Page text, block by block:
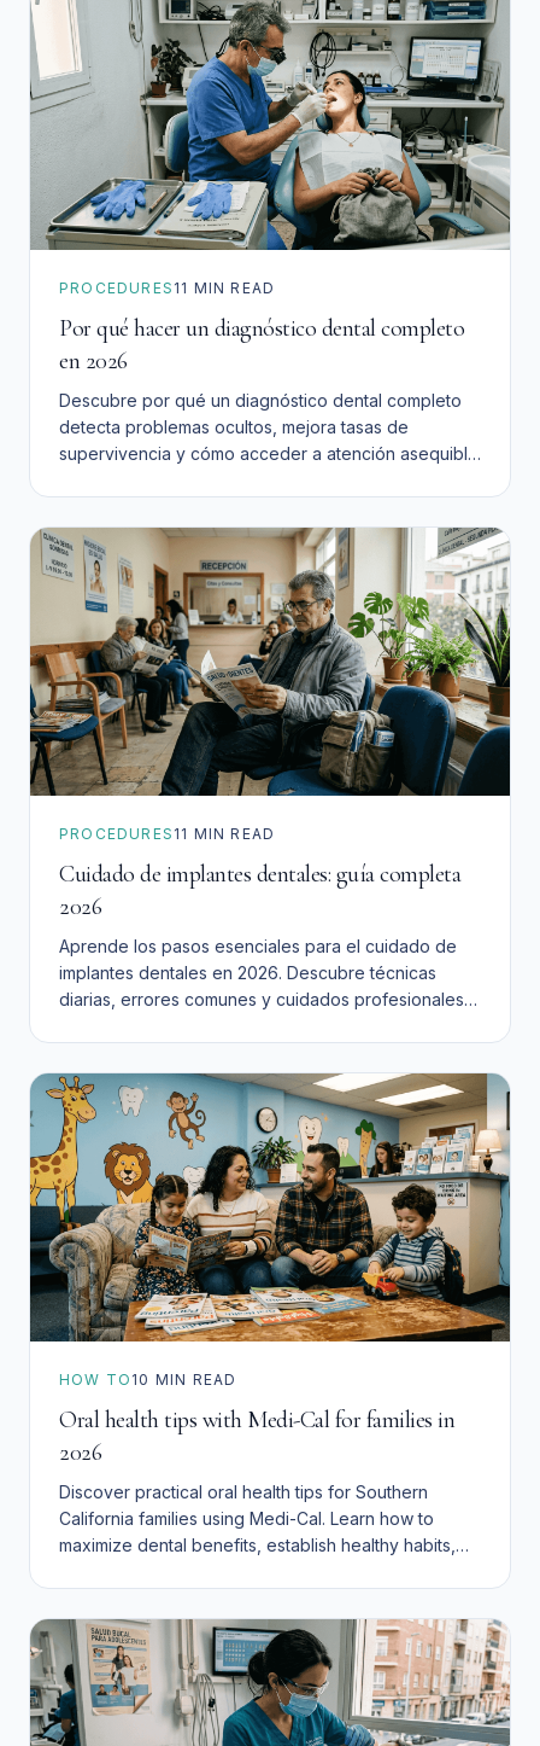
PROCEDURES 11 MIN READ
Por qué hacer un diagnóstico dental completo
en 2026
Descubre por qué un diagnóstico dental completo
detecta problemas ocultos, mejora tasas de
supervivencia y cómo acceder a atención asequible
PROCEDURES 11 MIN READ
Cuidado de implantes dentales: guía completa
2026
Aprende los pasos esenciales para el cuidado de
implantes dentales en 2026. Descubre técnicas
diarias, errores comunes y cuidados profesionales
HOW TO 10 MIN READ
Oral health tips with Medi-Cal for families in
2026
Discover practical oral health tips for Southern
California families using Medi-Cal. Learn how to
maximize dental benefits, establish healthy habits,